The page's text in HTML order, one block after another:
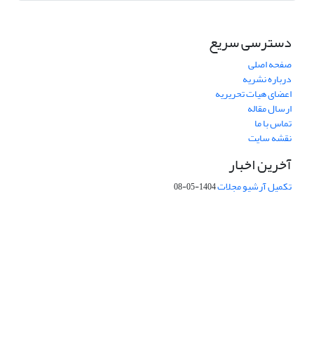
دسترسی سریع
صفحه اصلی
درباره نشریه
اعضای هیات تحریریه
ارسال مقاله
تماس با ما
نقشه سایت
آخرین اخبار
تکمیل آرشیو مجلات1404-05-08